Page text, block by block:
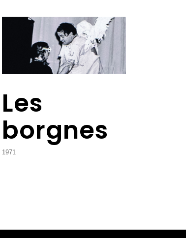
Les
borgnes
1971